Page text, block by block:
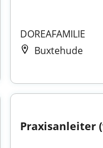
DOREAFAMILIE
Buxtehude
Praxisanleiter